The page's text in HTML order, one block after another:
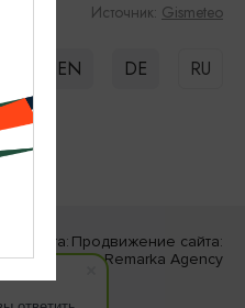
Источник: Gismeteo
EN DE RU
сайта: Продвижение сайта:
Remarka Agency